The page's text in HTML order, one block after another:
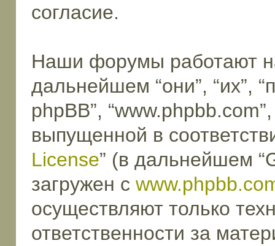
согласие.
Наши форумы работают
дальнейшем “они”, “их”,
phpBB”,
выпущенной в
License” (в дальнейшем
загружен с
осуществляют только
ответственности за